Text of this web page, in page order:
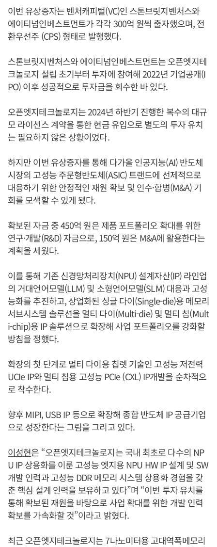
이번 유상증자는 벤처캐피털(VC)인 스톤브릿지벤처스와
에이티넘인베스트먼트가 각각 300억 원씩 출자했으며, 전
환우선주 (CPS) 형태로 발행했다.
스톤브릿지벤처스와 에이티넘인베스트먼트는 오픈엣지테
크놀로지 설립 초기부터 투자에 참여해 2022년 기업공개(I
PO) 이후 성공적으로 투자금을 회수한 바 있다.
오픈엣지테크놀로지는 2024년 하반기 진행한 복수의 대규
모 라이선스 계약을 통한 현금 유입으로 별도의 투자 유치
는 필요하지 않은 상황이었다.
하지만 이번 유상증자를 통해 다가올 인공지능(AI) 반도체
시장의 고성능 주문형반도체(ASIC) 트랜드에 선제적으로
대응하기 위한 안정적인 재원 확보 및 인수·합병(M&A) 기
회를 모색할 수 있게 됐다.
확보된 자금 중 450억 원은 제품 포트폴리오 확대를 위한
연구·개발(R&D) 자금으로, 150억 원은 M&A에 활용한다는
계획을 세웠다.
이를 통해 기존 신경망처리장치(NPU) 설계자산(IP) 라인업
의 거대언어모델(LLM) 및 소형언어모델(SLM) 대응과 고성
능화를 추진하고, 상업화된 싱글 다이(Single-die)용 메모리
서브시스템 솔루션을 멀티 다이(Multi-die) 및 멀티 칩(Mult
i-chip)용 IP 솔루션으로 확장해 사업 포트폴리오를 강화할
방침을 정했다.
확장의 첫 단계로 멀티 다이용 칩렛 기술인 고성능 저전력
UCIe IP와 멀티 칩용 고성능 PCIe (CXL) IP개발을 순차적으
로 착수한다.
향후 MIPI, USB IP 등으로 확장해 종합 반도체 IP 공급기업
으로 성장한다는 그림을 그리고 있다.
이성현은 “오픈엣지테크놀로지는 국내 최초로 다수의 NP
U IP 상용화를 이룬 고성능 엣지용 NPU HW IP 설계 및 SW
개발 인력과 고성능 DDR 메모리 시스템 상용화 경험을 갖
춘 핵심 설계 인력을 보유하고 있다”며 “이번 투자 유치를
통해 확보된 재원을 바탕으로 사업 확대를 위한 개발 인력
확보를 가속화할 것”이라고 밝혔다.
최근 오픈엣지테크놀로지는 7나노미터용 고대역폭메모리